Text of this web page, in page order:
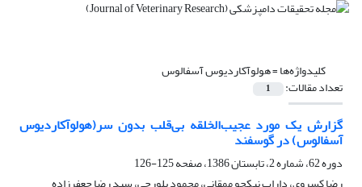
کلیدواژه‌ها =‌هولوآکاردیوس آسفالوس
تعداد مقالات: 1
گزارش یک مورد عجیب‌الخلقه بی‌قلب بدون سر(هولوآکاردیوس
آسفالوس) در گوسفند
دوره 62، شماره 2، تابستان 1386، صفحه
125-126